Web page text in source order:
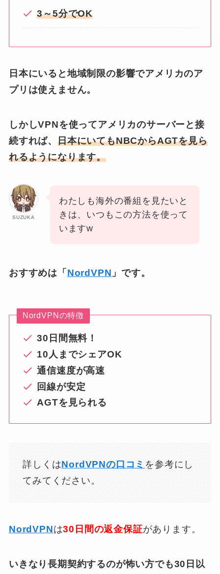
3～5分でOK
日本にいると地域制限の影響でアメリカのア
プリは使えません。
しかしVPNを使ってアメリカのサーバーと接
続すれば、 日本にいてもNBCからAGTを見ら
れるようになります。
SUZUKA
わたしも海外の番組を見たいと
きは、いつもこの方法を使って
いますw
おすすめは「 NordVPN 」です。
NordVPNの特徴
30日間無料！
10人までシェアOK
通信速度が高速
回線が安定
AGTを見られる
詳しくはNordVPNの口コミ を参考にし
てみてください。
NordVPNは30日間の返金保証があります。
いきなり長期契約するのが怖い方でも30日以